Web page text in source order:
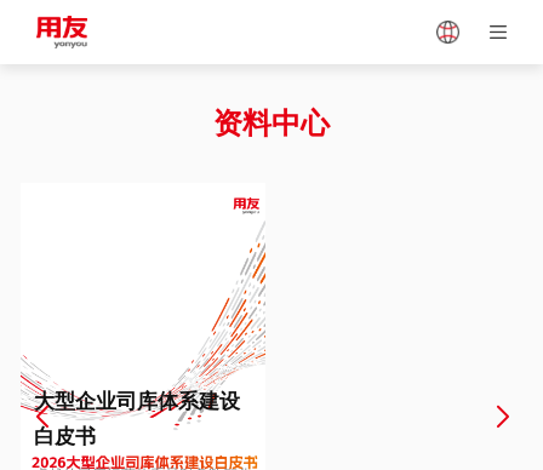
Vietnam
Europe
Hungary
资料中心
大型企业司库体系建设
白皮书